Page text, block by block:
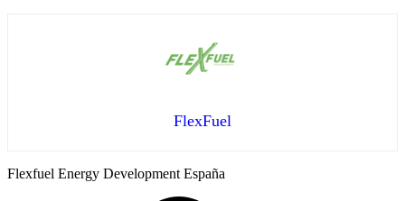
FlexFuel
Flexfuel Energy Development España